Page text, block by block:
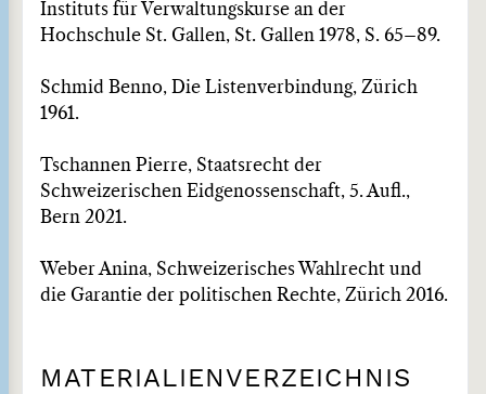
Instituts für Verwaltungskurse an der
Hochschule St. Gallen, St. Gallen 1978, S. 65–89.
Schmid Benno, Die Listenverbindung, Zürich
1961.
Tschannen Pierre, Staatsrecht der
Schweizerischen Eidgenossenschaft, 5. Aufl.,
Bern 2021.
Weber Anina, Schweizerisches Wahlrecht und
die Garantie der politischen Rechte, Zürich 2016.
MATERIALIENVERZEICHNIS